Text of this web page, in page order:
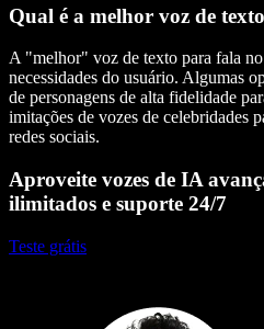
Qual é a melhor voz de
A "melhor" voz de texto para fala no
necessidades do usuário. Algumas
de personagens de alta fidelidade
imitações de vozes de celebridades
redes sociais.
Aproveite vozes de IA
ilimitados e suporte 24/7
Teste grátis